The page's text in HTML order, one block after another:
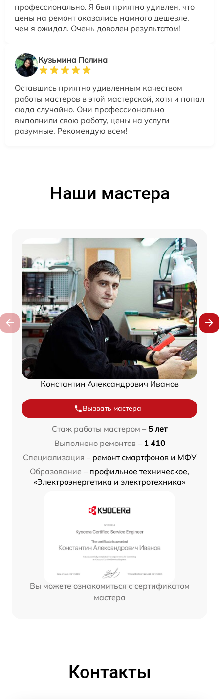
профессионально. Я был приятно удивлен, что
цены на ремонт оказались намного дешевле,
чем я ожидал. Очень доволен результатом!
Кузьмина Полина
Оставшись приятно удивленным качеством
работы мастеров в этой мастерской, хотя и попал
сюда случайно. Они профессионально
выполнили свою работу, цены на услуги
разумные. Рекомендую всем!
Наши мастера
Константин Александрович Иванов
Вызвать мастера
Стаж работы мастером – 5 лет
Выполнено ремонтов – 1 410
Специализация – ремонт смартфонов и МФУ
Образование – профильное техническое,
«Электроэнергетика и электротехника»
Вы можете ознакомиться с сертификатом
мастера
Контакты